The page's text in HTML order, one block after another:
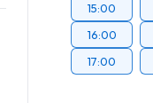
15:00
16:00
17:00